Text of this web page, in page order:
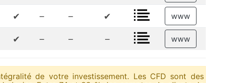
✔ – – ✔ www
✔ – – – www
de votre investissement. Les CFD sont des